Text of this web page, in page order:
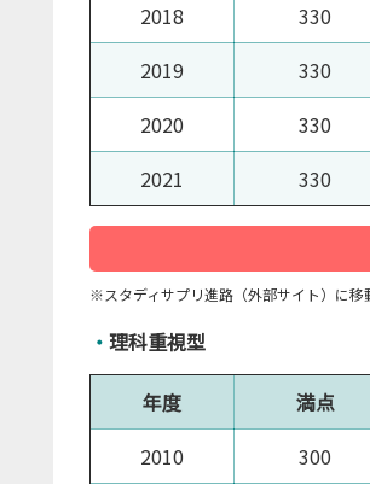
2018
330
2019
330
2020
330
2021
330
※スタディサプリ進路（外部サイト）に移
・ 理科重視型
年度 満点
2010
300